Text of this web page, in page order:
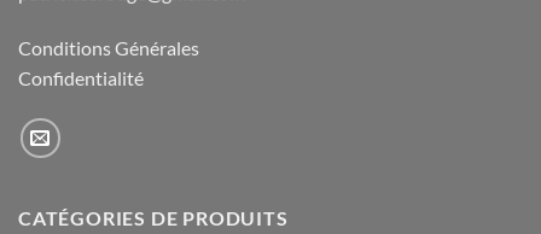
Conditions Générales
Confidentialité
CATÉGORIES DE PRODUITS